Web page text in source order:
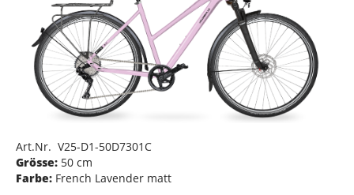
Art.Nr. V25-D1-50D7301C
Grösse: 50 cm
Farbe: French Lavender matt